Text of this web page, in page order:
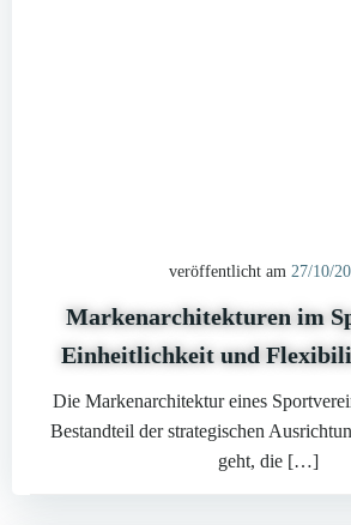
veröffentlicht am 27/10/
Markenarchitekturen im
Einheitlichkeit und
Die Markenarchitektur eines
Bestandteil der strategischen
geht, die […]